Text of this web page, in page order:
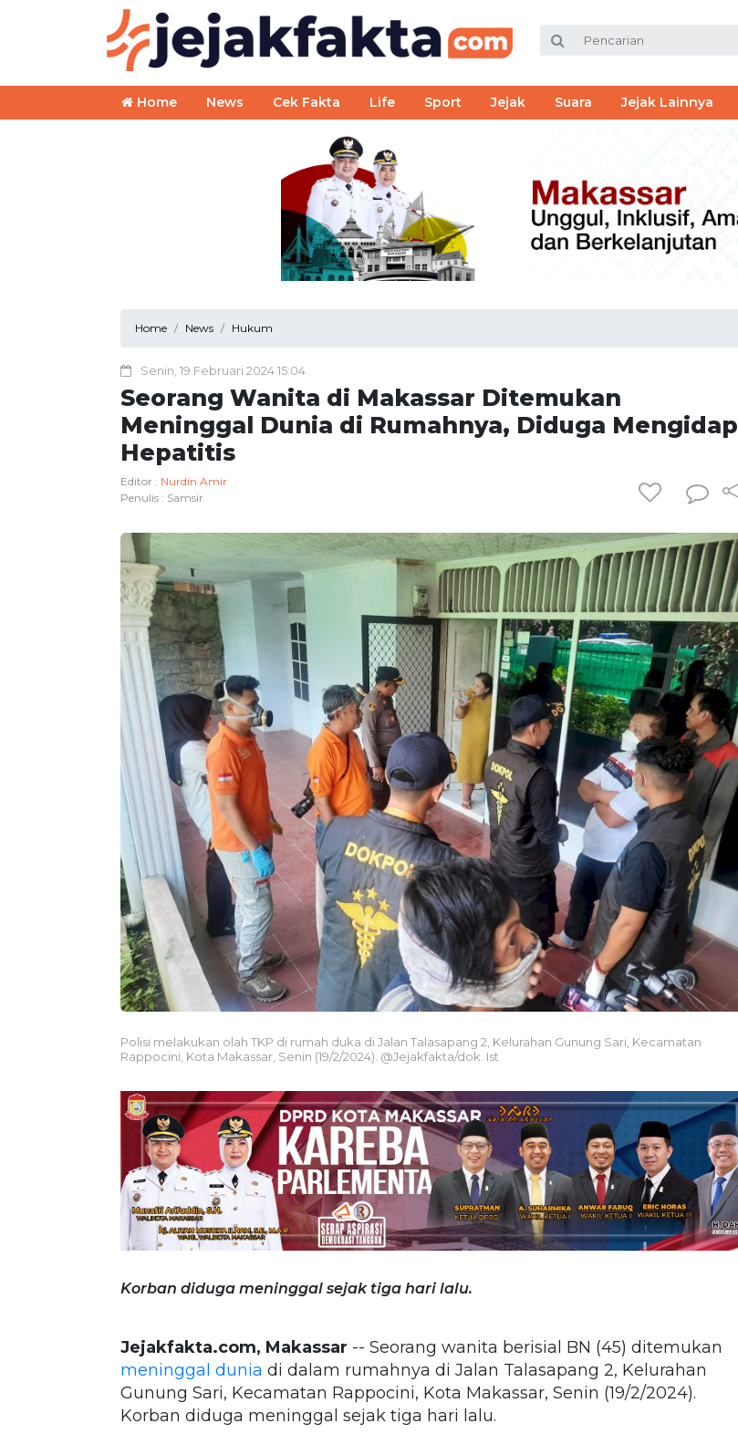
Home News Cek Fakta Life Sport Jejak Suara Jejak Lainnya
Home News Hukum
Senin, 19 Februari 2024 15:04
Seorang Wanita di Makassar Ditemukan
Meninggal Dunia di Rumahnya, Diduga Mengidap
Hepatitis
Editor : Nurdin Amir
Penulis : Samsir
Polisi melakukan olah TKP di rumah duka di Jalan Talasapang 2, Kelurahan Gunung Sari, Kecamatan
Rappocini, Kota Makassar, Senin (19/2/2024). @Jejakfakta/dok. Ist
Korban diduga meninggal sejak tiga hari lalu.
Jejakfakta.com, Makassar -- Seorang wanita berisial BN (45) ditemukan
meninggal dunia di dalam rumahnya di Jalan Talasapang 2, Kelurahan
Gunung Sari, Kecamatan Rappocini, Kota Makassar, Senin (19/2/2024).
Korban diduga meninggal sejak tiga hari lalu.